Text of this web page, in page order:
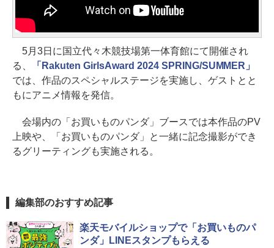
5月3日に国立代々木競技場第一体育館にて開催され
る、
「Rakuten GirlsAward 2024 SPRING/SUMMER」
では、作品のスペシャルステージを実施し、ゲストとと
もにアニメ情報を発信。
会場内の「お買いものパンダ」ブースでは本作品のPV
上映や、「お買いものパンダ」と一緒に記念撮影ができ
るグリーティングも実施される。
編集部のおすすめ記事
楽天モバイルショップで「お買いものパ
ンダ」LINEスタンプもらえる